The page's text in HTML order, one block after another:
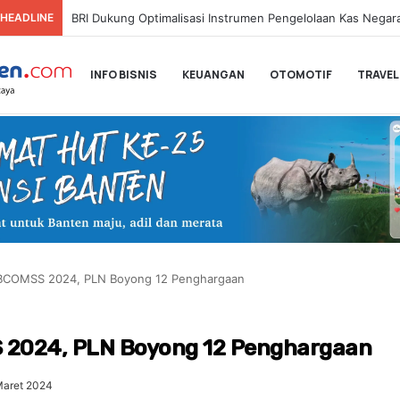
HEADLINE
INFO BISNIS KEUANGAN OTOMOTIF TRAVEL
2024, PLN Boyong 12 Penghargaan
2024, PLN Boyong 12 Penghargaan
2024